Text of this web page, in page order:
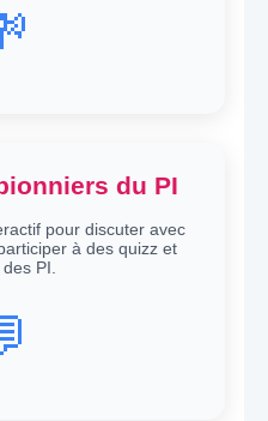
du PI
pour discuter avec
à des quizz et
PI.